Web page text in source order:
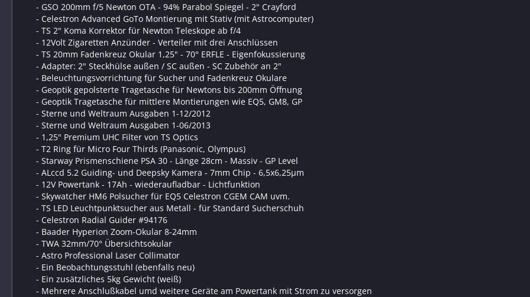
- GSO 200mm f/5 Newton OTA - 94% Parabol Spiegel - 2" Crayford
- Celestron Advanced GoTo Montierung mit Stativ (mit Astrocomputer)
- TS 2" Koma Korrektor für Newton Teleskope ab f/4
- 12Volt Zigaretten Anzünder - Verteiler mit drei Anschlüssen
- TS 20mm Fadenkreuz Okular 1,25" - 70° ERFLE - Eigenfokussierung
- Adapter: 2" Steckhülse außen / SC außen - SC Zubehör an 2"
- Beleuchtungsvorrichtung für Sucher und Fadenkreuz Okulare
- Geoptik gepolsterte Tragetasche für Newtons bis 200mm Öffnung
- Geoptik Tragetasche für mittlere Montierungen wie EQ5, GM8, GP
- Sterne und Weltraum Ausgaben 1-12/2012
- Sterne und Weltraum Ausgaben 1-06/2013
- 1,25" Premium UHC Filter von TS Optics
- T2 Ring für Micro Four Thirds (Panasonic, Olympus)
- Starway Prismenschiene PSA 30 - Länge 28cm - Massiv - GP Level
- ALccd 5.2 Guiding- und Deepsky Kamera - 7mm Chip - 6,5x6,25µm
- 12V Powertank - 17Ah - wiederaufladbar - Lichtfunktion
- Skywatcher HM6 Polsucher für EQ5 Celestron CGEM CAM uvm.
- TS LED Leuchtpunktsucher aus Metall - für Standard Sucherschuh
- Celestron Radial Guider #94176
- Baader Hyperion Zoom-Okular 8-24mm
- TWA 32mm/70° Übersichtsokular
- Astro Professional Laser Collimator
- Ein Beobachtungsstuhl (ebenfalls neu)
- Ein zusätzliches 5kg Gewicht (weiß)
- Mehrere Anschlußkabel umd weitere Geräte am Powertank mit Strom zu versorgen